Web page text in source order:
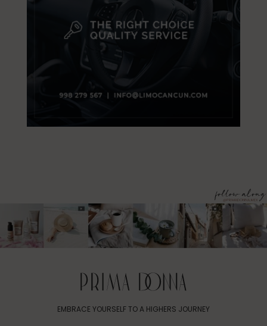
EMBRACE YOURSELF TO A HIGHERS JOURNEY